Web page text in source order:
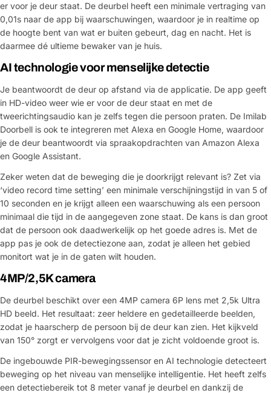
er voor je deur staat. De deurbel heeft een minimale vertraging van
0,01s naar de app bij waarschuwingen, waardoor je in realtime op
de hoogte bent van wat er buiten gebeurt, dag en nacht. Het is
daarmee dé ultieme bewaker van je huis.
AI technologie voor menselijke detectie
Je beantwoordt de deur op afstand via de applicatie. De app geeft
in HD-video weer wie er voor de deur staat en met de
tweerichtingsaudio kan je zelfs tegen die persoon praten. De Imilab
Doorbell is ook te integreren met Alexa en Google Home, waardoor
je de deur beantwoordt via spraakopdrachten van Amazon Alexa
en Google Assistant.
Zeker weten dat de beweging die je doorkrijgt relevant is? Zet via
‘video record time setting’ een minimale verschijningstijd in van 5 of
10 seconden en je krijgt alleen een waarschuwing als een persoon
minimaal die tijd in de aangegeven zone staat. De kans is dan groot
dat de persoon ook daadwerkelijk op het goede adres is. Met de
app pas je ook de detectiezone aan, zodat je alleen het gebied
monitort wat je in de gaten wilt houden.
4MP/2,5K camera
De deurbel beschikt over een 4MP camera 6P lens met 2,5k Ultra
HD beeld. Het resultaat: zeer heldere en gedetailleerde beelden,
zodat je haarscherp de persoon bij de deur kan zien. Het kijkveld
van 150° zorgt er vervolgens voor dat je zicht voldoende groot is.
De ingebouwde PIR-bewegingssensor en AI technologie detecteert
beweging op het niveau van menselijke intelligentie. Het heeft zelfs
een detectiebereik tot 8 meter vanaf je deurbel en dankzij de